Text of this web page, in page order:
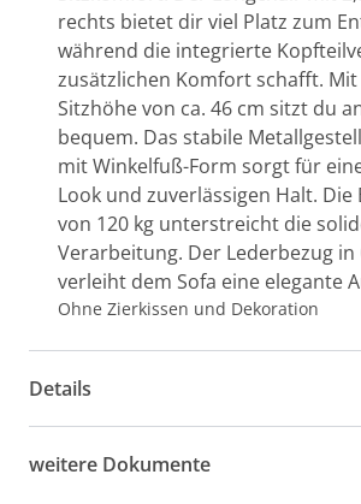
rechts bietet dir viel Platz zum
während die integrierte
zusätzlichen Komfort schafft.
Sitzhöhe von ca. 46 cm sitzt du
bequem. Das stabile
mit Winkelfuß-Form sorgt für
Look und zuverlässigen Halt.
von 120 kg unterstreicht die
Verarbeitung. Der Lederbezug
verleiht dem Sofa eine elegante
Ohne Zierkissen und Dekoration
Details
weitere Dokumente